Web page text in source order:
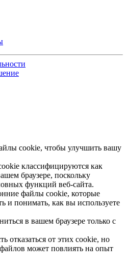
cookie, чтобы улучшить вашу
классифицируются как
браузере, поскольку
функций веб-сайта.
файлы cookie, которые
и понимать, как вы используете
в вашем браузере только с
отказаться от этих cookie, но
может повлиять на опыт